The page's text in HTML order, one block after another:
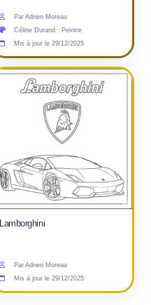
Par Adrien Moreau
Céline Durand · Peintre
Mis à jour le 29/12/2025
Lamborghini
Par Adrien Moreau
Mis à jour le 29/12/2025